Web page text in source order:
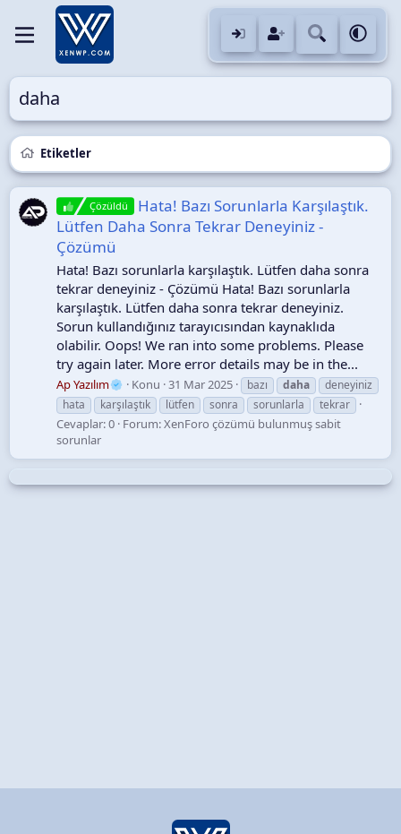
daha
Etiketler
Çözüldü
Hata! Bazı Sorunlarla Karşılaştık.
Lütfen Daha Sonra Tekrar Deneyiniz -
Çözümü
Hata! Bazı sorunlarla karşılaştık. Lütfen daha sonra
tekrar deneyiniz - Çözümü Hata! Bazı sorunlarla
karşılaştık. Lütfen daha sonra tekrar deneyiniz.
Sorun kullandığınız tarayıcısından kaynaklıda
olabilir. Oops! We ran into some problems. Please
try again later. More error details may be in the...
Ap Yazılım Konu 31 Mar 2025 bazı daha
deneyiniz
hata
karşılaştık lütfen sonra sorunlarla tekrar
Cevaplar: 0 Forum:XenForo çözümü bulunmuş sabit
sorunlar